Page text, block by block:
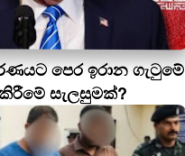
පෙර ඉරාන ගැටුමේ
සැලසුමක්?